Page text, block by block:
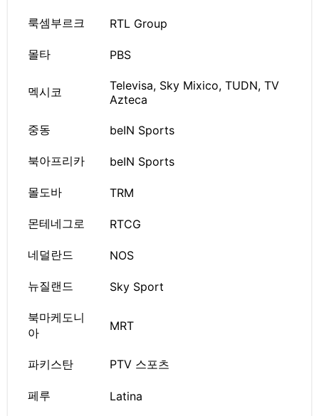
룩셈부르크 RTL Group
몰타 PBS
멕시코
Televisa, Sky Mixico, TUDN, TV
Azteca
중동 beIN Sports
북아프리카 beIN Sports
몰도바 TRM
몬테네그로 RTCG
네덜란드 NOS
뉴질랜드 Sky Sport
북마케도니
아
MRT
파키스탄 PTV 스포츠
페루 Latina